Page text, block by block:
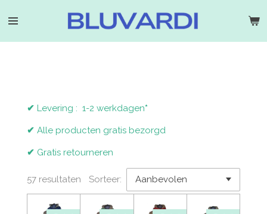
direct
✔ Levering : 1-2 werkdagen*
✔ Alle producten gratis bezorgd
✔ Gratis retourneren
57 resultaten Sorteer: